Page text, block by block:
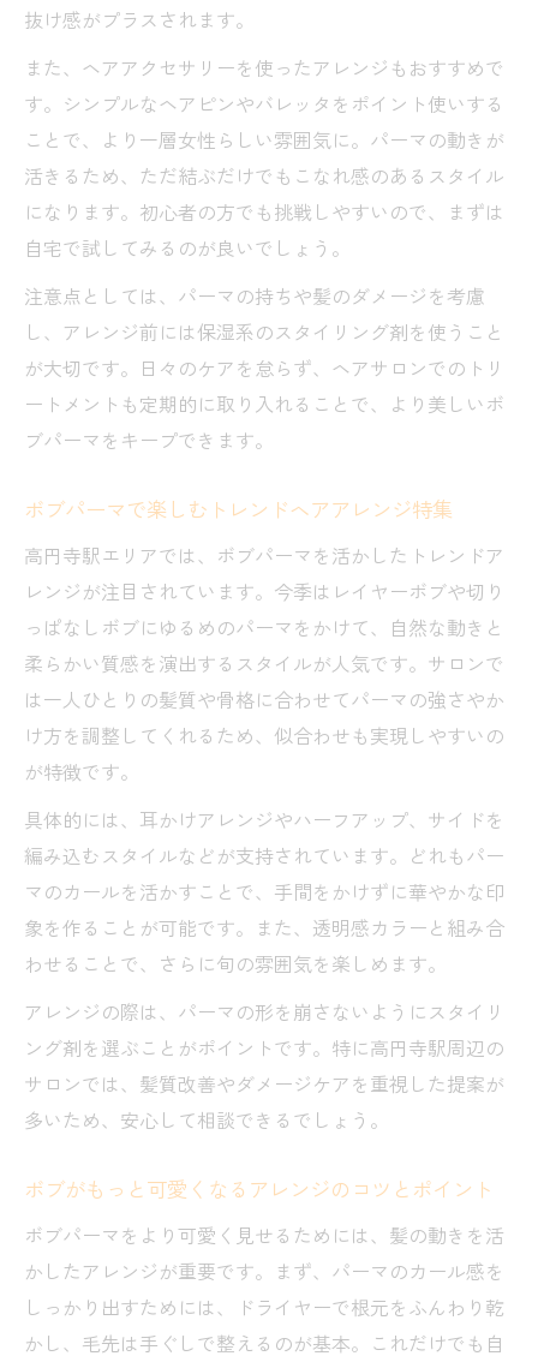
抜け感がプラスされます。
また、ヘアアクセサリーを使ったアレンジもおすすめで
す。シンプルなヘアピンやバレッタをポイント使いする
ことで、より一層女性らしい雰囲気に。パーマの動きが
活きるため、ただ結ぶだけでもこなれ感のあるスタイル
になります。初心者の方でも挑戦しやすいので、まずは
自宅で試してみるのが良いでしょう。
注意点としては、パーマの持ちや髪のダメージを考慮
し、アレンジ前には保湿系のスタイリング剤を使うこと
が大切です。日々のケアを怠らず、ヘアサロンでのトリ
ートメントも定期的に取り入れることで、より美しいボ
ブパーマをキープできます。
ボブパーマで楽しむトレンドヘアアレンジ特集
高円寺駅エリアでは、ボブパーマを活かしたトレンドア
レンジが注目されています。今季はレイヤーボブや切り
っぱなしボブにゆるめのパーマをかけて、自然な動きと
柔らかい質感を演出するスタイルが人気です。サロンで
は一人ひとりの髪質や骨格に合わせてパーマの強さやか
け方を調整してくれるため、似合わせも実現しやすいの
が特徴です。
具体的には、耳かけアレンジやハーフアップ、サイドを
編み込むスタイルなどが支持されています。どれもパー
マのカールを活かすことで、手間をかけずに華やかな印
象を作ることが可能です。また、透明感カラーと組み合
わせることで、さらに旬の雰囲気を楽しめます。
アレンジの際は、パーマの形を崩さないようにスタイリ
ング剤を選ぶことがポイントです。特に高円寺駅周辺の
サロンでは、髪質改善やダメージケアを重視した提案が
多いため、安心して相談できるでしょう。
ボブがもっと可愛くなるアレンジのコツとポイント
ボブパーマをより可愛く見せるためには、髪の動きを活
かしたアレンジが重要です。まず、パーマのカール感を
しっかり出すためには、ドライヤーで根元をふんわり乾
かし、毛先は手ぐしで整えるのが基本。これだけでも自